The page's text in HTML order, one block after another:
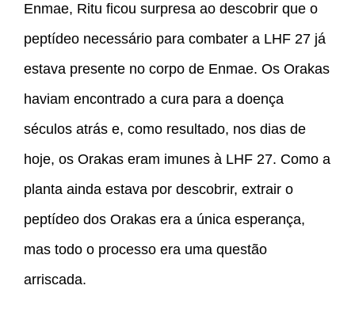
Enmae, Ritu ficou surpresa ao descobrir que o
peptídeo necessário para combater a LHF 27 já
estava presente no corpo de Enmae. Os Orakas
haviam encontrado a cura para a doença
séculos atrás e, como resultado, nos dias de
hoje, os Orakas eram imunes à LHF 27. Como a
planta ainda estava por descobrir, extrair o
peptídeo dos Orakas era a única esperança,
mas todo o processo era uma questão
arriscada.